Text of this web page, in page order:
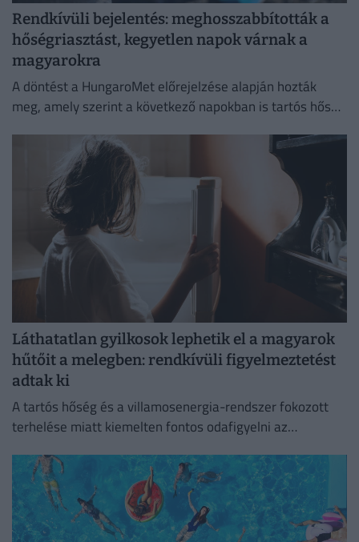
Rendkívüli bejelentés: meghosszabbították a
hőségriasztást, kegyetlen napok várnak a
magyarokra
A döntést a HungaroMet előrejelzése alapján hozták
meg, amely szerint a következő napokban is tartós hőség
Láthatatlan gyilkosok lephetik el a magyarok
hűtőit a melegben: rendkívüli figyelmeztetést
adtak ki
A tartós hőség és a villamosenergia-rendszer fokozott
terhelése miatt kiemelten fontos odafigyelni az